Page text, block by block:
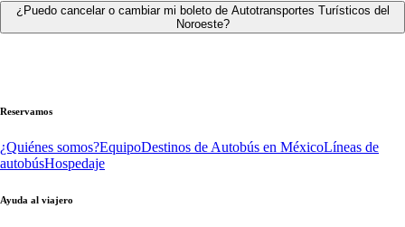
¿Puedo cancelar o cambiar mi boleto de Autotransportes Turísticos del
Noroeste?
Reservamos
¿Quiénes somos?EquipoDestinos de Autobús en MéxicoLíneas de
autobúsHospedaje
Ayuda al viajero